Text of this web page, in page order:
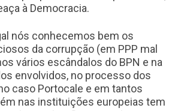
à Democracia.
nós conhecemos bem os
da corrupção (em PPP mal
vários escândalos do BPN e na
envolvidos, no processo dos
caso Portocale e em tantos
nas instituições europeias tem